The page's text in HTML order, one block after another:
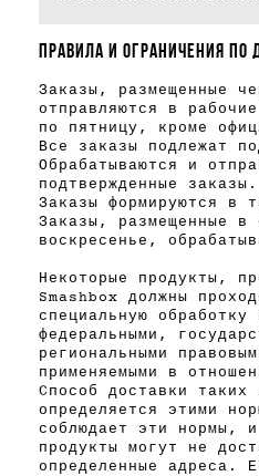
ПРАВИЛА И ОГРАНИЧЕНИЯ ПО
Заказы, размещенные
отправляются в
по пятницу, кроме
Все заказы подлежат
Обрабатываются и
подтвержденные заказы.
Заказы формируются в
Заказы, размещенные в
воскресенье,
Некоторые продукты,
Smashbox должны
специальную
федеральными,
региональными
применяемыми в
Способ доставки таких
определяется этими
соблюдает эти нормы,
продукты могут не
определенные адреса.